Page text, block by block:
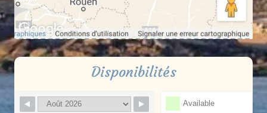
Disponibilités
Available